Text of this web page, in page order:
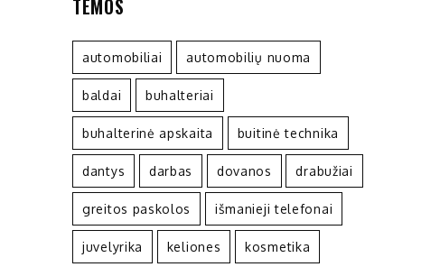
TEMOS
automobiliai automobilių nuoma
baldai buhalteriai
buhalterinė apskaita buitinė technika
dantys darbas dovanos drabužiai
greitos paskolos išmanieji telefonai
juvelyrika keliones kosmetika